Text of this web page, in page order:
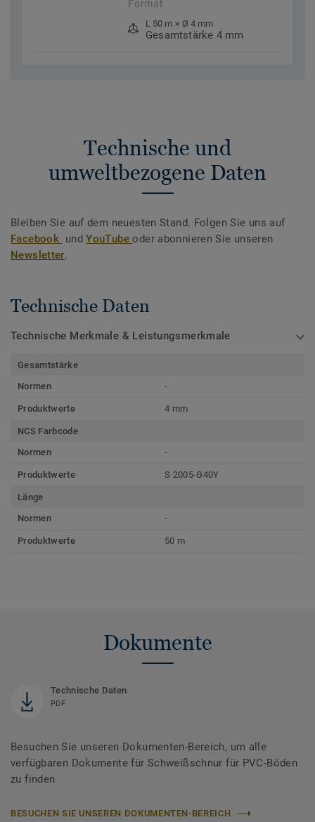
Format
L 50 m × Ø 4 mm
Gesamtstärke 4 mm
Technische und
umweltbezogene Daten
Bleiben Sie auf dem neuesten Stand. Folgen Sie uns auf
Facebook undYouTubeoder abonnieren Sie unseren
Newsletter.
Technische Daten
Technische Merkmale & Leistungsmerkmale
Gesamtstärke
Normen
-
Produktwerte 4 mm
NCS Farbcode
Normen
-
Produktwerte S 2005-G40Y
Länge
Normen
-
Produktwerte 50 m
Dokumente
Technische Daten
PDF
Besuchen Sie unseren Dokumenten-Bereich, um alle
verfügbaren Dokumente für Schweißschnur für PVC-Böden
zu finden
BESUCHEN SIE UNSEREN DOKUMENTEN-BEREICH